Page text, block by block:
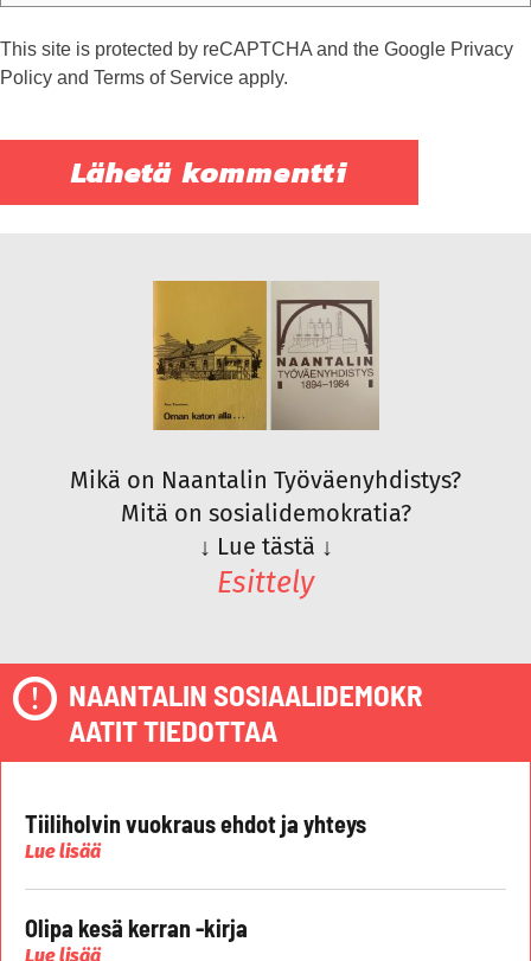
This site is protected by reCAPTCHA and the Google Privacy
Policy and Terms of Service apply.
Mikä on Naantalin Työväenyhdistys?
Mitä on sosialidemokratia?
↓ Lue tästä ↓
Esittely
NAANTALIN SOSIAALIDEMOKR
AATIT TIEDOTTAA
Tiiliholvin vuokraus ehdot ja yhteys
Lue lisää
Olipa kesä kerran -kirja
Lue lisää